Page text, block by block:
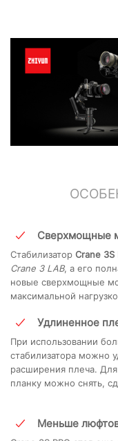
Сверхмощные
Стабилизатор Crane 3S
Crane 3 LAB, а его
новые сверхмощные
максимальной
Удлиненное
При использовании
стабилизатора можно
расширения плеча.
планку можно снять,
Меньше